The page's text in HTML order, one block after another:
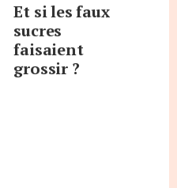
Et si les faux
sucres
faisaient
grossir ?